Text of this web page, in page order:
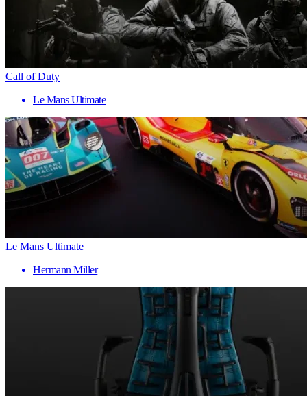
Call of Duty
Le Mans Ultimate
Le Mans Ultimate
Hermann Miller